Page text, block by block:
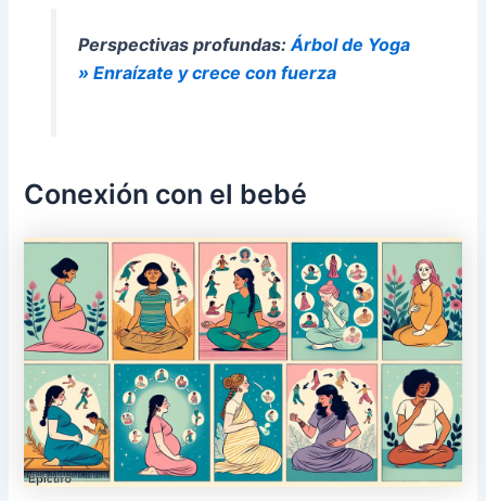
Perspectivas profundas: Árbol de Yoga
» Enraízate y crece con fuerza
Conexión con el bebé